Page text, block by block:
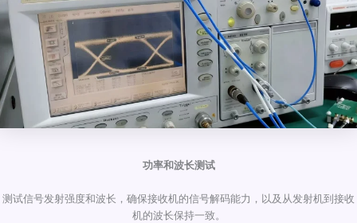
功率和波长测试
测试信号发射强度和波长，确保接收机的信号解码能力，以及从发射机到接收
机的波长保持一致。